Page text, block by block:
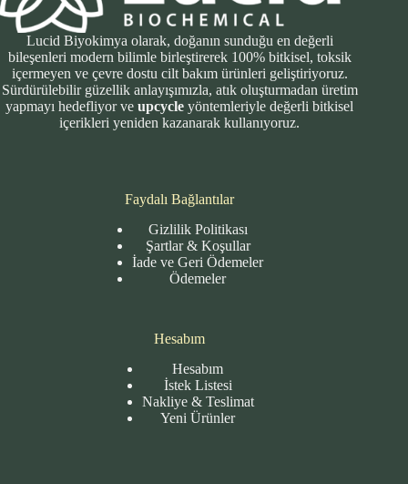
Lucid Biyokimya olarak, doğanın sunduğu en değerli
bileşenleri modern bilimle birleştirerek 100% bitkisel, toksik
içermeyen ve çevre dostu cilt bakım ürünleri geliştiriyoruz.
Sürdürülebilir güzellik anlayışımızla, atık oluşturmadan üretim
yapmayı hedefliyor veupcycle yöntemleriyle değerli bitkisel
içerikleri yeniden kazanarak kullanıyoruz.
Faydalı Bağlantılar
Gizlilik Politikası
Şartlar & Koşullar
İade ve Geri Ödemeler
Ödemeler
Hesabım
Hesabım
İstek Listesi
Nakliye & Teslimat
Yeni Ürünler